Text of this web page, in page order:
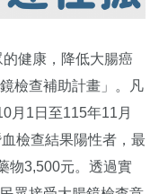
的健康，降低大腸癌
檢查補助計畫」。凡
月1日至115年11月
檢查結果陽性者，最
物3,500元。透過實